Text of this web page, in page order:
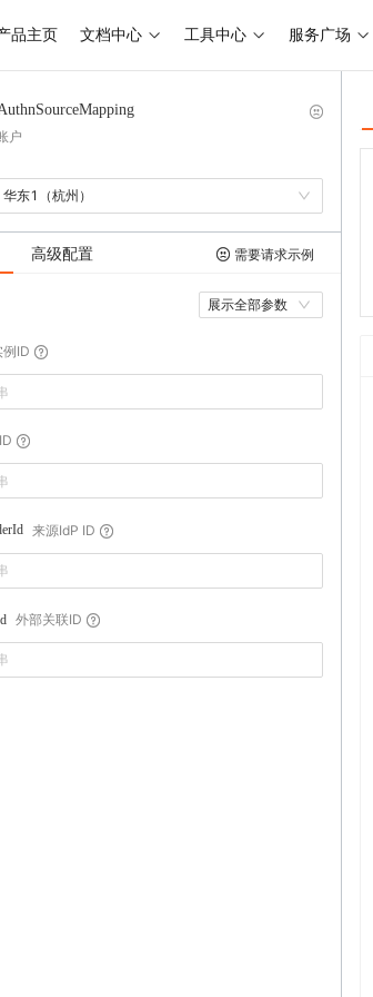
品主页 文档中心 工具中心 服务广场
户
华东1（杭州）
高级配置 需要请求示例
展示全部参数
例ID
来源IdP ID
外部关联ID